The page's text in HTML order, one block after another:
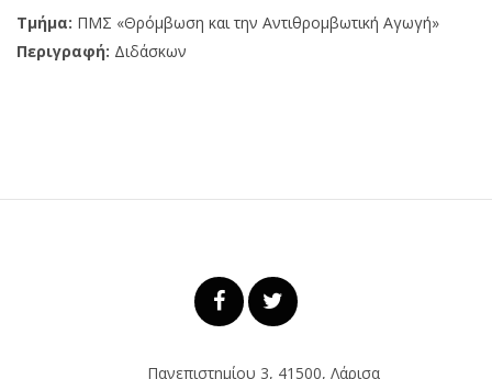
Τμήμα: ΠΜΣ «Θρόμβωση και την Αντιθρομβωτική Αγωγή»
Περιγραφή: Διδάσκων
Πανεπιστημίου 3, 41500, Λάρισα